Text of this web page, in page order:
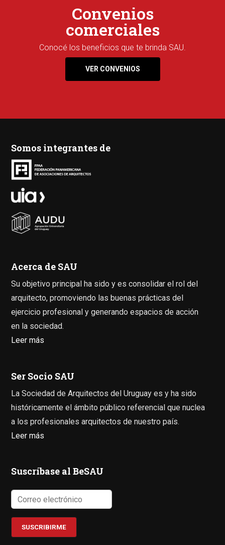
Convenios
comerciales
Conocé los beneficios que te brinda SAU.
VER CONVENIOS
Somos integrantes de
Acerca de SAU
Su objetivo principal ha sido y es consolidar el rol del
arquitecto, promoviendo las buenas prácticas del
ejercicio profesional y generando espacios de acción
en la sociedad.
Leer más
Ser Socio SAU
La Sociedad de Arquitectos del Uruguay es y ha sido
históricamente el ámbito público referencial que nuclea
a los profesionales arquitectos de nuestro país.
Leer más
Suscríbase al BeSAU